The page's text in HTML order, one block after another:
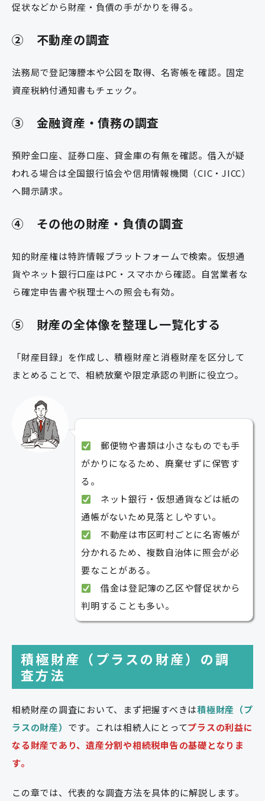
促状などから財産・負債の手がかりを得る。
② 不動産の調査
法務局で登記簿謄本や公図を取得、名寄帳を確認。固定
資産税納付通知書もチェック。
③ 金融資産・債務の調査
預貯金口座、証券口座、貸金庫の有無を確認。借入が疑
われる場合は全国銀行協会や信用情報機関（CIC・JICC）
へ開示請求。
④ その他の財産・負債の調査
知的財産権は特許情報プラットフォームで検索。仮想通
貨やネット銀行口座はPC・スマホから確認。自営業者な
ら確定申告書や税理士への照会も有効。
⑤ 財産の全体像を整理し一覧化する
「財産目録」を作成し、積極財産と消極財産を区分して
まとめることで、相続放棄や限定承認の判断に役立つ。
郵便物や書類は小さなものでも手
がかりになるため、廃棄せずに保管す
る。
ネット銀行・仮想通貨などは紙の
通帳がないため見落としやすい。
不動産は市区町村ごとに名寄帳が
分かれるため、複数自治体に照会が必
要なことがある。
借金は登記簿の乙区や督促状から
判明することも多い。
積極財産（プラスの財産）の調
査方法
相続財産の調査において、まず把握すべきは積極財産（プ
ラスの財産） です。これは相続人にとってプラスの利益に
なる財産であり、遺産分割や相続税申告の基礎となりま
す。
この章では、代表的な調査方法を具体的に解説します。